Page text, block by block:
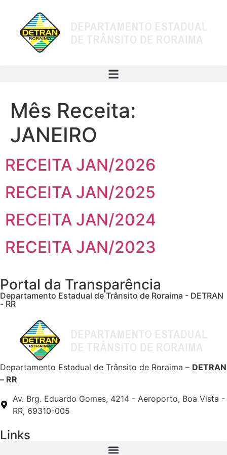
Mês Receita:
JANEIRO
RECEITA JAN/2026
RECEITA JAN/2025
RECEITA JAN/2024
RECEITA JAN/2023
Portal da Transparência
Departamento Estadual de Trânsito de Roraima - DETRAN
- RR
Departamento Estadual de Trânsito de Roraima – DETRAN
– RR
Av. Brg. Eduardo Gomes, 4214 - Aeroporto, Boa Vista -
RR, 69310-005
Links